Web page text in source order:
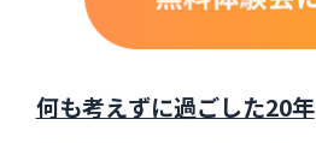
何も考えずに過ごした20年